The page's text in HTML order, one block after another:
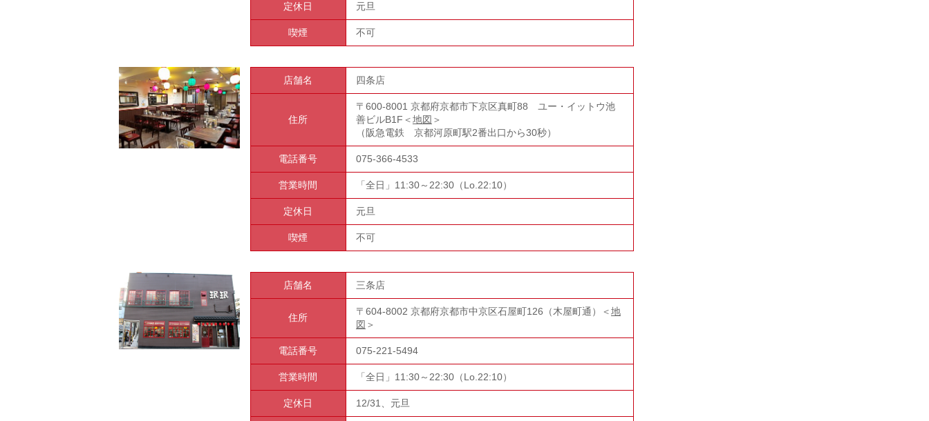
定休日 元旦
喫煙 不可
店舗名 四条店
住所
〒600-8001 京都府京都市下京区真町88 ユー・イットウ池
善ビルB1F＜地図 ＞
（阪急電鉄 京都河原町駅2番出口から30秒）
電話番号 075-366-4533
営業時間 「全日」11:30～22:30（Lo.22:10）
定休日 元旦
喫煙 不可
店舗名 三条店
住所
〒604-8002 京都府京都市中京区石屋町126（木屋町通）＜地
図 ＞
電話番号 075-221-5494
営業時間 「全日」11:30～22:30（Lo.22:10）
定休日 12/31、元旦